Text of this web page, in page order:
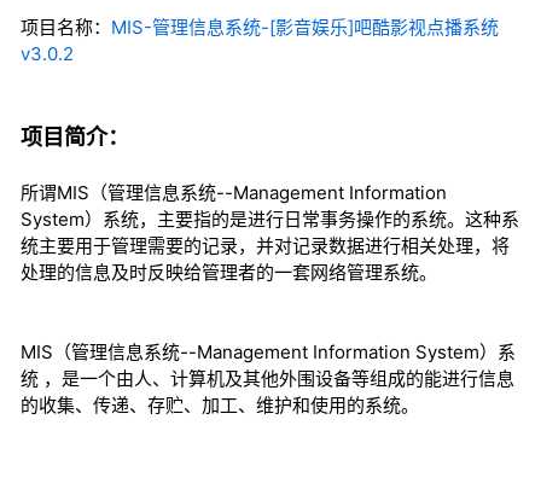
项目名称： MIS-管理信息系统-[影音娱乐]吧酷影视点播系统
v3.0.2
项目简介：
所谓MIS（管理信息系统--Management Information
System）系统，主要指的是进行日常事务操作的系统。这种系
统主要用于管理需要的记录，并对记录数据进行相关处理，将
处理的信息及时反映给管理者的一套网络管理系统。
MIS（管理信息系统--Management Information System）系
统 ，是一个由人、计算机及其他外围设备等组成的能进行信息
的收集、传递、存贮、加工、维护和使用的系统。